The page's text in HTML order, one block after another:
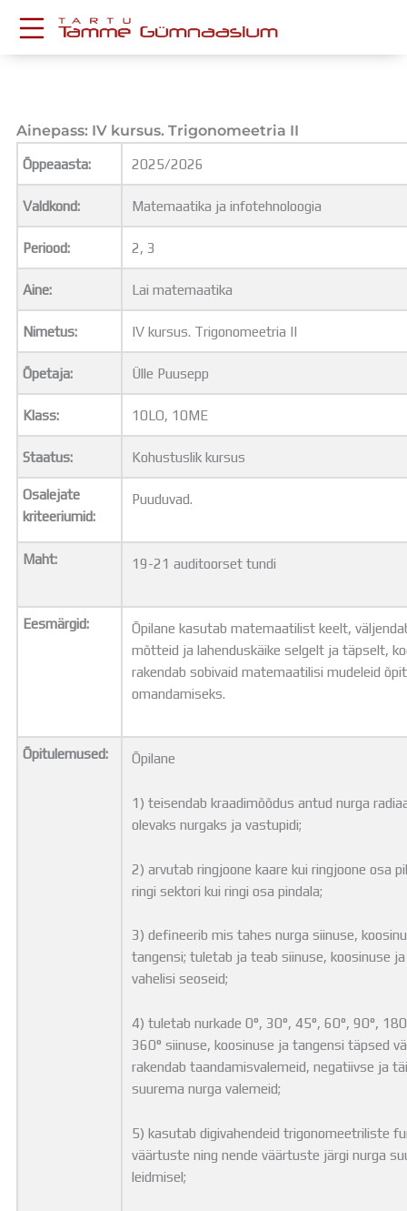
content
Postkast
Drive
Tamme TV
Tamme Leht
Kooliraadio
Koorilaul
ÕPPETÖÖ
Tunniplaan
Aastaplaan
Õppekava
Ainepassid
Huviringid
Õpilastööd (UPT)
Distantsõpe
Projektid
ÜLDINFO
Sisseastumine
Vilistlastele
Toitlustamine
Virtuaaltuur
Õpilasesindus
Kontaktid
Ainepass: IV kursus. Trigonomeetria II
Õppeaasta: 2025/2026
Valdkond: Matemaatika ja infotehnoloogia
Periood: 2, 3
Aine: Lai matemaatika
Nimetus: IV kursus. Trigonomeetria II
Õpetaja: Ülle Puusepp
Klass: 10LO, 10ME
Staatus: Kohustuslik kursus
Osalejate
kriteeriumid:
Puuduvad.
Maht: 19-21 auditoorset tundi
Eesmärgid:
Õpilane kasutab matemaatilist keelt,
mõtteid ja lahenduskäike selgelt ja täpselt,
rakendab sobivaid matemaatilisi mudeleid
omandamiseks.
Õpitulemused: Õpilane
1) teisendab kraadimõõdus antud nurga
olevaks nurgaks ja vastupidi;
2) arvutab ringjoone kaare kui ringjoone osa
ringi sektori kui ringi osa pindala;
3) defineerib mis tahes nurga siinuse,
tangensi; tuletab ja teab siinuse, koosinuse
vahelisi seoseid;
4) tuletab nurkade 0°, 30°, 45°, 60°, 90°,
360° siinuse, koosinuse ja tangensi täpsed
rakendab taandamisvalemeid, negatiivse ja
suurema nurga valemeid;
5) kasutab digivahendeid trigonomeetriliste
väärtuste ning nende väärtuste järgi nurga
leidmisel;